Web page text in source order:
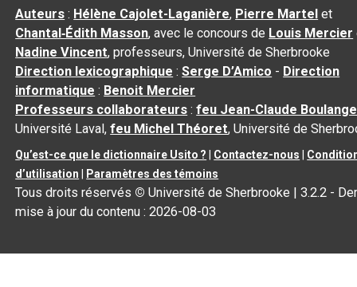
Auteurs : Hélène Cajolet-Laganière, Pierre Martel et
Chantal‑Édith Masson, avec le concours de Louis Mercier
Nadine Vincent, professeurs, Université de Sherbrooke
Direction lexicographique :Serge D’Amico - Direction
informatique : Benoit Mercier
Professeurs collaborateurs :feu Jean-Claude
Université Laval,feu Michel Théoret, Université de
Qu’est-ce que le dictionnaire Usito ? Contactez-nous
d’utilisation
Paramètres des témoins
Tous droits réservés © Université de Sherbrooke |3.2.2 -
mise à jour du contenu :2026-08-03